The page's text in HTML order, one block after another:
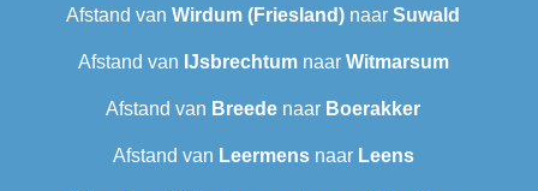
Afstand van Wirdum (Friesland) naar Suwald
Afstand van IJsbrechtumnaar Witmarsum
Afstand van Breede naar Boerakker
Afstand van Leermensnaar Leens